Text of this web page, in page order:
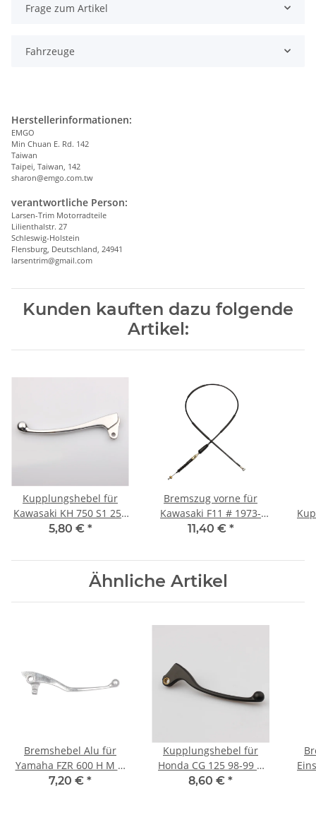
Frage zum Artikel
Fahrzeuge
Herstellerinformationen:
EMGO
Min Chuan E. Rd. 142
Taiwan
Taipei, Taiwan, 142
sharon@emgo.com.tw
verantwortliche Person:
Larsen-Trim Motorradteile
Lilienthalstr. 27
Schleswig-Holstein
Flensburg, Deutschland, 24941
larsentrim@gmail.com
Kunden kauften dazu folgende
Artikel:
Kupplungshebel für
Kawasaki KH 750 S1 250
Z 400 900 # 46902-015
5,80 € *
Bremszug vorne für
Kawasaki F11 # 1973-
1975 # 54005-064
11,40 € *
Ähnliche Artikel
Bremshebel Alu für
Yamaha FZR 600 H M N
XVS 650 1100 Drag Star
7,20 € *
Kupplungshebel für
Honda CG 125 98-99 #
53178-KRF-S00
8,60 € *